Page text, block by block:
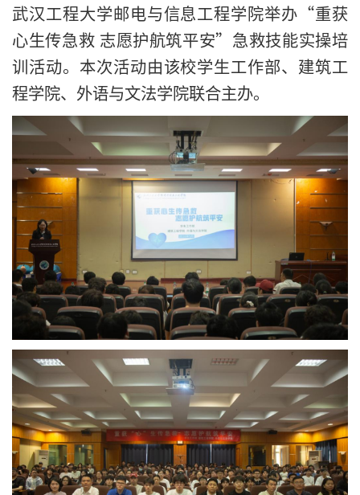
武汉工程大学邮电与信息工程学院举办“重获
心生传急救 志愿护航筑平安”急救技能实操培
训活动。本次活动由该校学生工作部、建筑工
程学院、外语与文法学院联合主办。